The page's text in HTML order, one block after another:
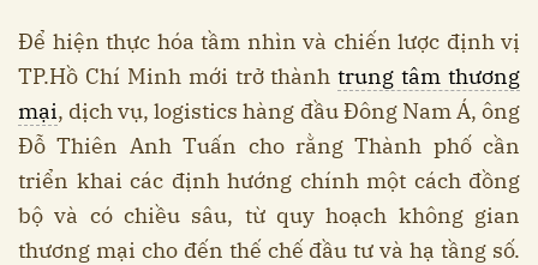
Để hiện thực hóa tầm nhìn và chiến lược định vị
TP.Hồ Chí Minh mới trở thànhtrung tâm thương
mại, dịch vụ, logistics hàng đầu Đông Nam Á, ông
Đỗ Thiên Anh Tuấn cho rằng Thành phố cần
triển khai các định hướng chính một cách đồng
bộ và có chiều sâu, từ quy hoạch không gian
thương mại cho đến thế chế đầu tư và hạ tầng số.